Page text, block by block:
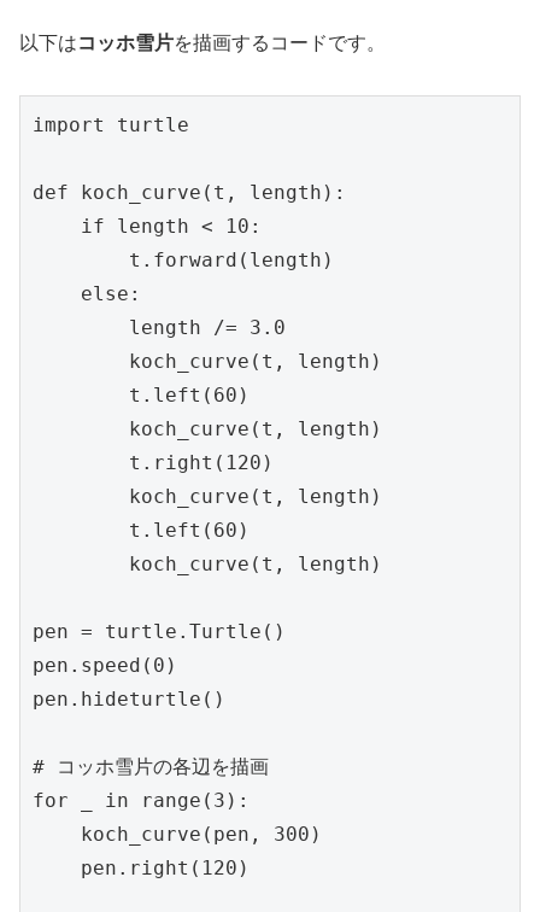
以下はコッホ雪片を描画するコードです。
import turtle
def koch_curve(t, length):
    if length < 10:
        t.forward(length)
    else:
        length /= 3.0
        koch_curve(t, length)
        t.left(60)
        koch_curve(t, length)
        t.right(120)
        koch_curve(t, length)
        t.left(60)
        koch_curve(t, length)
pen = turtle.Turtle()
pen.speed(0)
pen.hideturtle()
# コッホ雪片の各辺を描画
for _ in range(3):
    koch_curve(pen, 300)
    pen.right(120)